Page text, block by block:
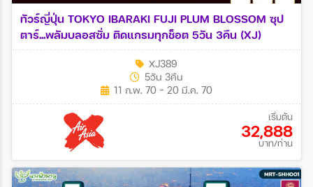
ทัวร์ญี่ปุ่น TOKYO IBARAKI FUJI PLUM BLOSSOM ซุป
ตาร์...พลัมบลอสซั่ม ติดแกรมทุกช็อต 5วัน 3คืน (XJ)
XJ389
5วัน 3คืน
11 ก.พ. 70 - 20 มี.ค. 70
เริ่มต้น
32,888
บาท/ท่าน